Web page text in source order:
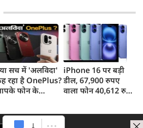
करने वाला
आया सामने
हमला, बोले- अब
बहुत देर हो गई!
रुपए
सच में 'अलविदा'
रहा है OnePlus?
फोन के
iPhone 16 पर बड़ी
डील, 67,900 रुपए
वाला फोन 40,612 रुपए